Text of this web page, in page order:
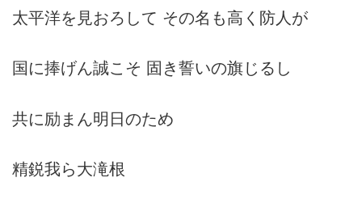
太平洋を見おろして その名も高く防人が
国に捧げん誠こそ 固き誓いの旗じるし
共に励まん明日のため
精鋭我ら大滝根